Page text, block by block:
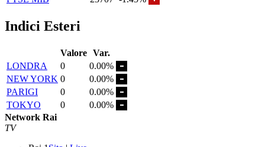
Indici Esteri
Valore Var.
LONDRA
0
0.00%
NEW YORK 0
0.00%
PARIGI
0
0.00%
TOKYO
0
0.00%
Network Rai
TV